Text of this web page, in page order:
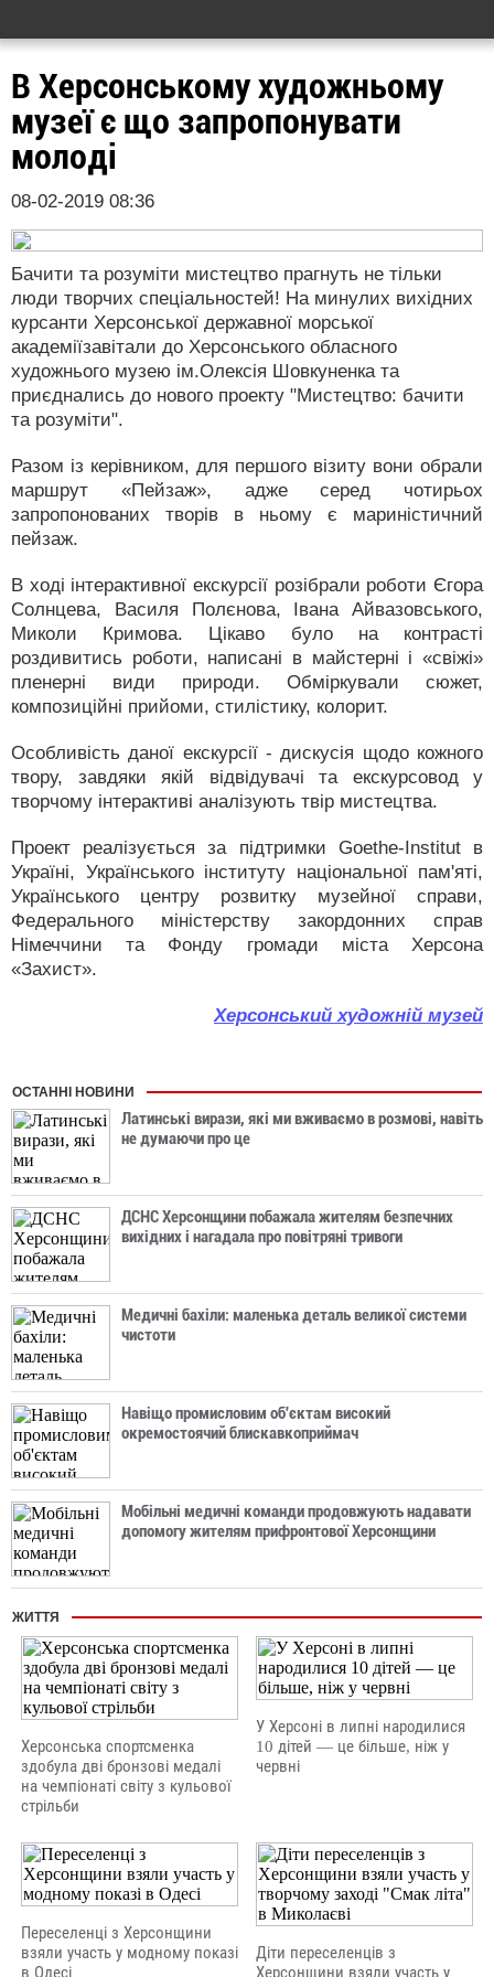
В Херсонському художньому
музеї є що запропонувати
молоді
08-02-2019 08:36
Бачити та розуміти мистецтво прагнуть не тільки
люди творчих спеціальностей! На минулих вихідних
курсанти Херсонської державної морської
академіїзавітали до Херсонського обласного
художнього музею ім.Олексія Шовкуненка та
приєднались до нового проекту "Мистецтво: бачити
та розуміти".
Разом із керівником, для першого візиту вони обрали
маршрут «Пейзаж», адже серед чотирьох
запропонованих творів в ньому є мариністичний
пейзаж.
В ході інтерактивної екскурсії розібрали роботи Єгора
Солнцева, Василя Полєнова, Івана Айвазовського,
Миколи Кримова. Цікаво було на контрасті
роздивитись роботи, написані в майстерні і «свіжі»
пленерні види природи. Обміркували сюжет,
композиційні прийоми, стилістику, колорит.
Особливість даної екскурсії - дискусія щодо кожного
твору, завдяки якій відвідувачі та екскурсовод у
творчому інтерактиві аналізують твір мистецтва.
Проект реалізується за підтримки Goethe-Institut в
Україні, Українського інституту національної пам'яті,
Українського центру розвитку музейної справи,
Федерального міністерству закордонних справ
Німеччини та Фонду громади міста Херсона
«Захист».
Херсонський художній музей
ОСТАННІ НОВИНИ
Латинські вирази, які ми вживаємо в розмові, навіть
не думаючи про це
ДСНС Херсонщини побажала жителям безпечних
вихідних і нагадала про повітряні тривоги
Медичні бахіли: маленька деталь великої системи
чистоти
Навіщо промисловим об'єктам високий
окремостоячий блискавкоприймач
Мобільні медичні команди продовжують надавати
допомогу жителям прифронтової Херсонщини
ЖИТТЯ
Херсонська спортсменка
здобула дві бронзові медалі
на чемпіонаті світу з кульової
стрільби
У Херсоні в липні народилися
10 дітей — це більше, ніж у
червні
Переселенці з Херсонщини
взяли участь у модному показі
в Одесі
Діти переселенців з
Херсонщини взяли участь у